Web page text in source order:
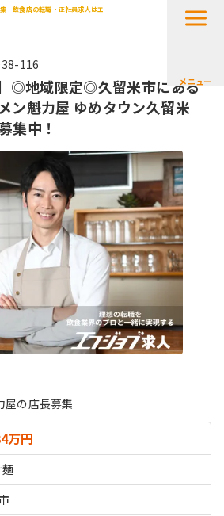
｜飲食店の転職・正社員求人はエ
メニュー
◎地域限定◎久留米市にある
ン魁力屋 ゆめタウン久留米
集中！
116
屋の店長募集
万円